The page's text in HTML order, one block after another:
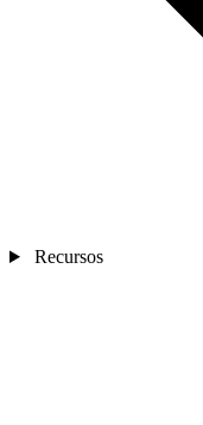
Recursos